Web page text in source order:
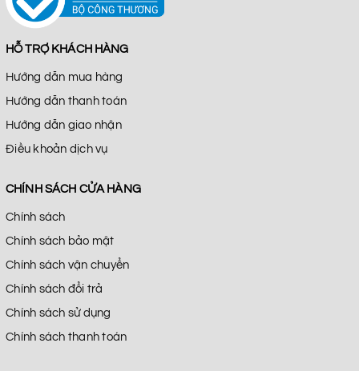
HỖ TRỢ KHÁCH HÀNG
Hướng dẫn mua hàng
Hướng dẫn thanh toán
Hướng dẫn giao nhận
Điều khoản dịch vụ
CHÍNH SÁCH CỬA HÀNG
Chính sách
Chính sách bảo mật
Chính sách vận chuyển
Chính sách đổi trả
Chính sách sử dụng
Chính sách thanh toán